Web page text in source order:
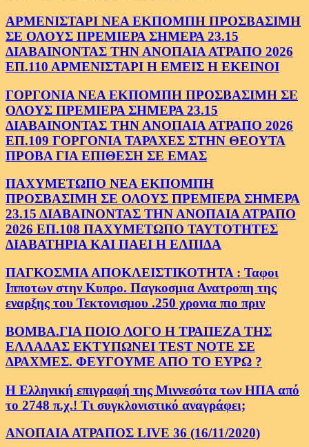
ΑΡΜΕΝΙΣΤΑΡΙ ΝΕΑ ΕΚΠΟΜΠΗ ΠΡΟΣΒΑΣΙΜΗ
ΣΕ ΟΛΟΥΣ ΠΡΕΜΙΕΡΑ ΣΗΜΕΡΑ 23.15
ΔΙΑΒΑΙΝΟΝΤΑΣ ΤΗΝ ΑΝΟΠΑΙΑ ΑΤΡΑΠΟ 2026
ΕΠ.110 ΑΡΜΕΝΙΣΤΑΡΙ Η ΕΜΕΙΣ Η ΕΚΕΙΝΟΙ
ΓΟΡΓΟΝΙΑ ΝΕΑ ΕΚΠΟΜΠΗ ΠΡΟΣΒΑΣΙΜΗ ΣΕ
ΟΛΟΥΣ ΠΡΕΜΙΕΡΑ ΣΗΜΕΡΑ 23.15
ΔΙΑΒΑΙΝΟΝΤΑΣ ΤΗΝ ΑΝΟΠΑΙΑ ΑΤΡΑΠΟ 2026
ΕΠ.109 ΓΟΡΓΟΝΙΑ ΤΑΡΑΧΕΣ ΣΤΗΝ ΘΕΟΥΤΑ
ΠΡΟΒΑ ΓΙΑ ΕΠΙΘΕΣΗ ΣΕ ΕΜΑΣ
ΠΑΧΥΜΕΤΩΠΟ ΝΕΑ ΕΚΠΟΜΠΗ
ΠΡΟΣΒΑΣΙΜΗ ΣΕ ΟΛΟΥΣ ΠΡΕΜΙΕΡΑ ΣΗΜΕΡΑ
23.15 ΔΙΑΒΑΙΝΟΝΤΑΣ ΤΗΝ ΑΝΟΠΑΙΑ ΑΤΡΑΠΟ
2026 ΕΠ.108 ΠΑΧΥΜΕΤΩΠΟ ΤΑΥΤΟΤΗΤΕΣ
ΔΙΑΒΑΤΗΡΙΑ ΚΑΙ ΠΑΕΙ Η ΕΛΠΙΔΑ
ΠΑΓΚΟΣΜΙΑ ΑΠΟΚΛΕΙΣΤΙΚΟΤΗΤΑ : Ταφοι
Ιπποτων στην Κυπρο. Παγκοσμια Ανατροπη της
εναρξης του Τεκτονισμου .250 χρονια πιο πριν
ΒΟΜΒΑ.ΓΙΑ ΠΟΙΟ ΛΟΓΟ Η ΤΡΑΠΕΖΑ ΤΗΣ
ΕΛΛΑΔΑΣ ΕΚΤΥΠΩΝΕΙ TEST NOTE ΣΕ
ΔΡΑΧΜΕΣ. ΦΕΥΓΟΥΜΕ ΑΠΟ ΤΟ ΕΥΡΩ ?
Η Ελληνική επιγραφή της Μιννεσότα των ΗΠΑ από
το 2748 π.χ.! Τι συγκλονιστικό αναγράφει;
ΑΝΟΠΑΙΑ ΑΤΡΑΠΟΣ LIVE 36 (16/11/2020)